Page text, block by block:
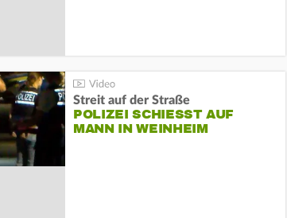
Streit auf der Straße
POLIZEI SCHIESST AUF M
ANN IN WEINHEIM